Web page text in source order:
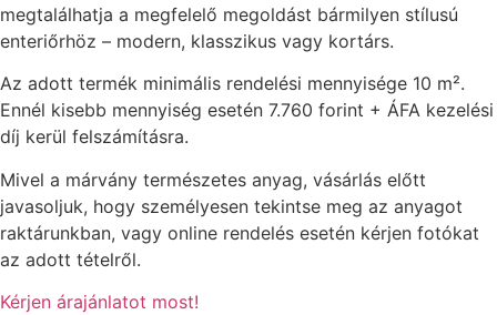
megtalálhatja a megfelelő megoldást bármilyen stílusú
enteriőrhöz – modern, klasszikus vagy kortárs.
Az adott termék minimális rendelési mennyisége 10 m².
Ennél kisebb mennyiség esetén 7.760 forint + ÁFA kezelési
díj kerül felszámításra.
Mivel a márvány természetes anyag, vásárlás előtt
javasoljuk, hogy személyesen tekintse meg az anyagot
raktárunkban, vagy online rendelés esetén kérjen fotókat
az adott tételről.
Kérjen árajánlatot most!